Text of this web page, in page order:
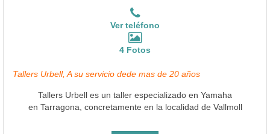
Ver teléfono
4 Fotos
Tallers Urbell, A su servicio dede mas de 20 años
Tallers Urbell es un taller especializado en Yamaha
en Tarragona, concretamente en la localidad de Vallmoll